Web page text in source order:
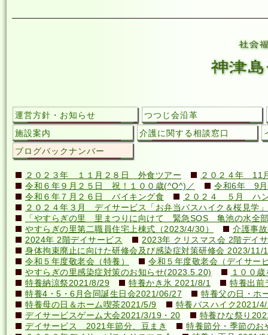
運営方針・お知らせ
つつじ会沿革
施設案内
介護に関する相談窓口
ブログバックナンバー
２０２３年 １１月２８日 外食ツアー
２０２４年 11
令和６年９月２５日 祝！１００歳(^O^)／
令和6年 9
令和６年７月２６日 バイキング食
２０２４ ５月 ハ
２０２４年３月 デイサービス「お弁当バスハイク＆桜見学」
「やすらぎの里 里まつりに向けて 緊急SOS 亀池の水全
やすらぎの里第二職員住宅上棟式（2023/4/30）
介護事
2024年 2階デイサービス
2023年 クリスマス会 2階デイ
身体拘束廃止に向けた研修会及び感染症対策研修会 2023/11/
令和５年度敬老会（特養）
令和５年度敬老会（デイサー
やすらぎの里感染症対策のお知らせ(2023.5.20)
１００
特養納涼祭2021/8/29
特養かき氷 2021/8/1
特養出前
特養4・5・6月合同誕生日会2021/06/27
特養父の日・ホ
特養母の日＆ホーム喫茶2021/5/9
特養バスハイク2021/
デイサービスゲーム大会2021/3/19・20
特養ひな祭り
デイサービス 2021年節分、豆まき
特養節分・季節の